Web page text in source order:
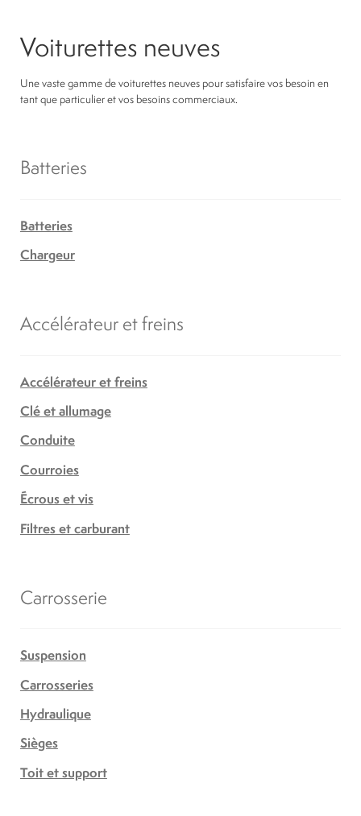
Voiturettes neuves
Une vaste gamme de voiturettes neuves pour satisfaire vos besoin en
tant que particulier et vos besoins commerciaux.
Batteries
Batteries
Chargeur
Accélérateur et freins
Accélérateur et freins
Clé et allumage
Conduite
Courroies
Écrous et vis
Filtres et carburant
Carrosserie
Suspension
Carrosseries
Hydraulique
Sièges
Toit et support